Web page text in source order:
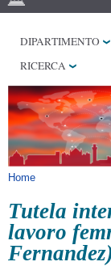
LABORATORI
BIBLIOTECHE
SERVIZI
DIPARTIMENTO
RICERCA
Tu sei qui
Home
Tutela
lavoro